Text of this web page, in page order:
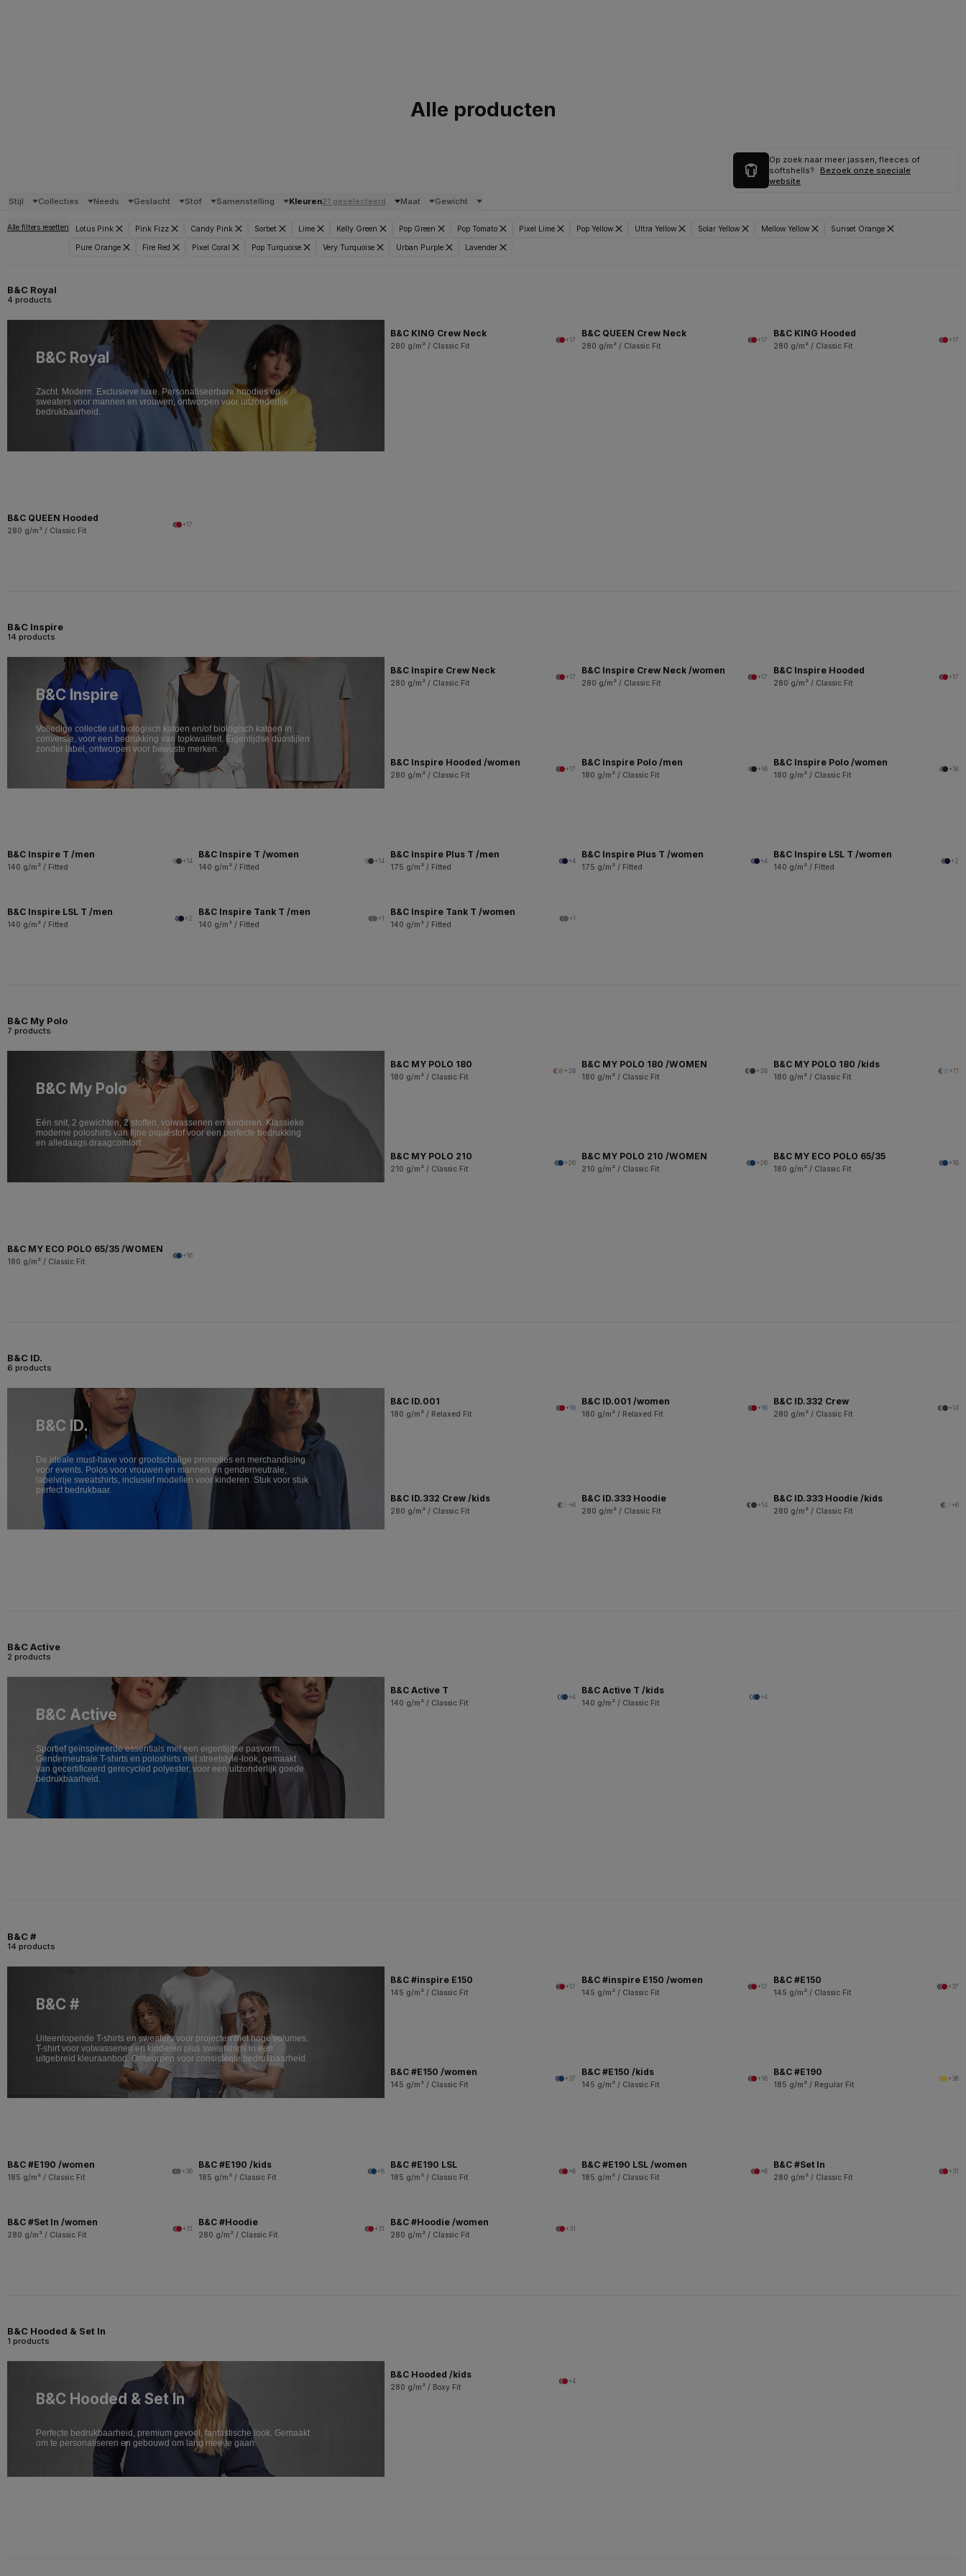
Alle producten
Op zoek naar meer jassen, fleeces of
softshells?
Bezoek onze speciale
website
Stijl Collecties Needs Geslacht Stof Samenstelling Kleuren21 geselecteerd Maat Gewicht
Alle filters resetten Lotus Pink Pink Fizz Candy Pink Sorbet Lime Kelly Green Pop Green Pop Tomato Pixel Lime Pop Yellow Ultra Yellow Solar Yellow Mellow Yellow Sunset Orange
Pure Orange Fire Red Pixel Coral Pop Turquoise Very Turquoise Urban Purple Lavender
B&C Royal
4 products
B&C Royal
Zacht. Modern. Exclusieve luxe. Personaliseerbare hoodies en
sweaters voor mannen en vrouwen, ontworpen voor uitzonderlijk
bedrukbaarheid.
B&C KING Crew Neck
280 g/m² / Classic Fit
+17
B&C QUEEN Crew Neck
280 g/m² / Classic Fit
+17
B&C KING Hooded
280 g/m² / Classic Fit
+17
B&C QUEEN Hooded
280 g/m² / Classic Fit
+17
B&C Inspire
14 products
B&C Inspire
Volledige collectie uit biologisch katoen en/of biologisch katoen in
conversie, voor een bedrukking van topkwaliteit. Eigentijdse duostijlen
zonder label, ontworpen voor bewuste merken.
B&C Inspire Crew Neck
280 g/m² / Classic Fit
+17
B&C Inspire Crew Neck /women
280 g/m² / Classic Fit
+17
B&C Inspire Hooded
280 g/m² / Classic Fit
+17
B&C Inspire Hooded /women
280 g/m² / Classic Fit
+17
B&C Inspire Polo /men
180 g/m² / Classic Fit
+16
B&C Inspire Polo /women
180 g/m² / Classic Fit
+16
B&C Inspire T /men
140 g/m² / Fitted
+14
B&C Inspire T /women
140 g/m² / Fitted
+14
B&C Inspire Plus T /men
175 g/m² / Fitted
+4
B&C Inspire Plus T /women
175 g/m² / Fitted
+4
B&C Inspire LSL T /women
140 g/m² / Fitted
+2
B&C Inspire LSL T /men
140 g/m² / Fitted
+2
B&C Inspire Tank T /men
140 g/m² / Fitted
+1
B&C Inspire Tank T /women
140 g/m² / Fitted
+1
B&C My Polo
7 products
B&C My Polo
Eén snit, 2 gewichten, 2 stoffen, volwassenen en kinderen. Klassieke
moderne poloshirts van fijne piquéstof voor een perfecte bedrukking
en alledaags draagcomfort.
B&C MY POLO 180
180 g/m² / Classic Fit
+26
B&C MY POLO 180 /WOMEN
180 g/m² / Classic Fit
+26
B&C MY POLO 180 /kids
180 g/m² / Classic Fit
+11
B&C MY POLO 210
210 g/m² / Classic Fit
+26
B&C MY POLO 210 /WOMEN
210 g/m² / Classic Fit
+26
B&C MY ECO POLO 65/35
180 g/m² / Classic Fit
+16
B&C MY ECO POLO 65/35 /WOMEN
180 g/m² / Classic Fit
+16
B&C ID.
6 products
B&C ID.
De ideale must-have voor grootschalige promoties en merchandising
voor events. Polos voor vrouwen en mannen en genderneutrale,
labelvrije sweatshirts, inclusief modellen voor kinderen. Stuk voor stuk
perfect bedrukbaar.
B&C ID.001
180 g/m² / Relaxed Fit
+16
B&C ID.001 /women
180 g/m² / Relaxed Fit
+16
B&C ID.332 Crew
280 g/m² / Classic Fit
+14
B&C ID.332 Crew /kids
280 g/m² / Classic Fit
+6
B&C ID.333 Hoodie
280 g/m² / Classic Fit
+14
B&C ID.333 Hoodie /kids
280 g/m² / Classic Fit
+6
B&C Active
2 products
B&C Active
Sportief geïnspireerde essentials met een eigentijdse pasvorm.
Genderneutrale T-shirts en poloshirts met streetstyle-look, gemaakt
van gecertificeerd gerecycled polyester, voor een uitzonderlijk goede
bedrukbaarheid.
B&C Active T
140 g/m² / Classic Fit
+4
B&C Active T /kids
140 g/m² / Classic Fit
+4
B&C #
14 products
B&C #
Uiteenlopende T-shirts en sweaters voor projecten met hoge volumes.
T-shirt voor volwassenen en kinderen plus sweatshirts in een
uitgebreid kleuraanbod. Ontworpen voor consistente bedrukbaarheid.
B&C #inspire E150
145 g/m² / Classic Fit
+17
B&C #inspire E150 /women
145 g/m² / Classic Fit
+17
B&C #E150
145 g/m² / Classic Fit
+37
B&C #E150 /women
145 g/m² / Classic Fit
+37
B&C #E150 /kids
145 g/m² / Classic Fit
+16
B&C #E190
185 g/m² / Regular Fit
+36
B&C #E190 /women
185 g/m² / Classic Fit
+36
B&C #E190 /kids
185 g/m² / Classic Fit
+8
B&C #E190 LSL
185 g/m² / Classic Fit
+6
B&C #E190 LSL /women
185 g/m² / Classic Fit
+6
B&C #Set In
280 g/m² / Classic Fit
+31
B&C #Set In /women
280 g/m² / Classic Fit
+31
B&C #Hoodie
280 g/m² / Classic Fit
+31
B&C #Hoodie /women
280 g/m² / Classic Fit
+31
B&C Hooded & Set In
1 products
B&C Hooded & Set In
Perfecte bedrukbaarheid, premium gevoel, fantastische look. Gemaakt
om te personaliseren en gebouwd om lang mee te gaan.
B&C Hooded /kids
280 g/m² / Boxy Fit
+4